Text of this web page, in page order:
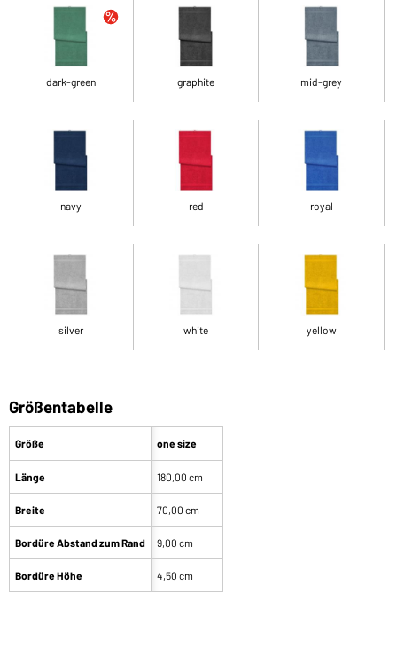
dark-green graphite mid-grey
navy red royal
silver white yellow
Größentabelle
Größe
Länge
Breite
Bordüre Abstand zum Rand
Bordüre Höhe
one size
180,00 cm
70,00 cm
9,00 cm
4,50 cm